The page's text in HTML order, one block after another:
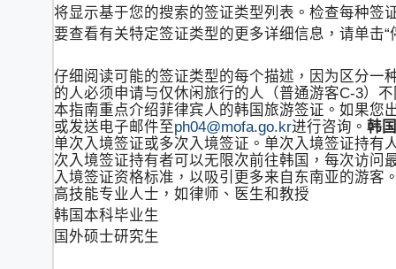
将显示基于您的搜索的签证类型列表。检查每种签
要查看有关特定签证类型的更多详细信息，请单击
仔细阅读可能的签证类型的每个描述，因为区分一
的人必须申请与仅休闲旅行的人（普通游客C-3）
本指南重点介绍菲律宾人的韩国旅游签证。如果您
或发送电子邮件至ph04@mofa.go.kr进行咨询。 韩
单次入境签证或多次入境签证。单次入境签证持有
次入境签证持有者可以无限次前往韩国，每次访问
入境签证资格标准，以吸引更多来自东南亚的游客
高技能专业人士，如律师、医生和教授
韩国本科毕业生
国外硕士研究生